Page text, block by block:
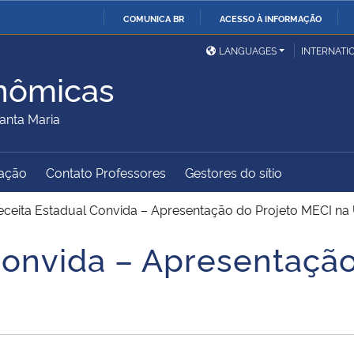
COMUNICA BR ACESSO À INFORMAÇÃO
Ministério da Defesa
Ministério das Relações
Exteriores
Ministério da Cidadania
Ministério do
Desenvolvimento Regional
Controladoria-Geral da
União
Advocacia-Geral da União Banco Central do Brasil
LANGUAGES
Maria
Contato Professores Gestores do sítio
Estadual Convida – Apresentação do Projeto MECI na
–